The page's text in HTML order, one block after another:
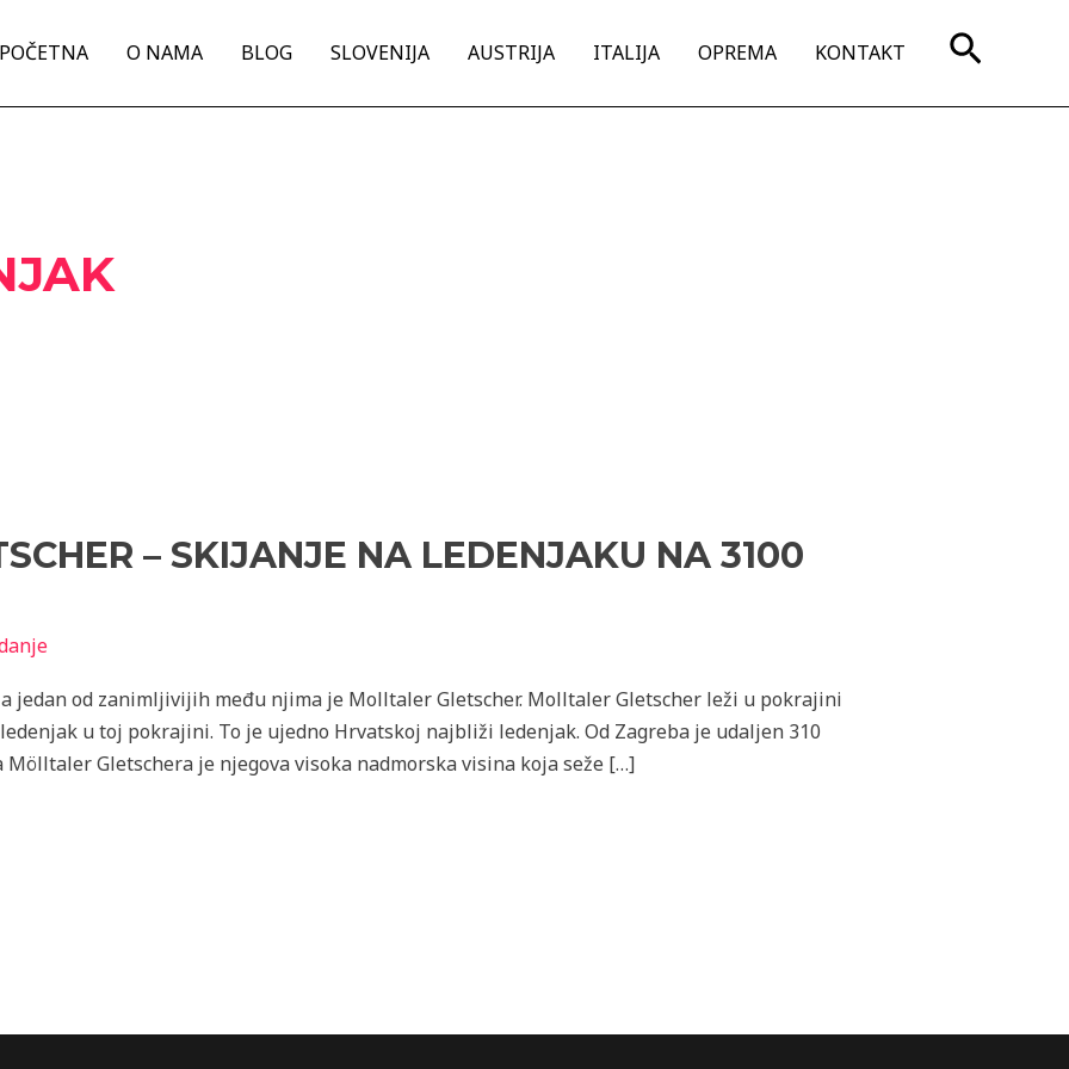
POČETNA O NAMA BLOG SLOVENIJA AUSTRIJA ITALIJA OPREMA KONTAKT Search
– SKIJANJE NA LEDENJAKU NA 3100
jedan od zanimljivijih među njima je Molltaler Gletscher. Molltaler Gletscher leži u pokrajini
u toj pokrajini. To je ujedno Hrvatskoj najbliži ledenjak. Od Zagreba je udaljen 310
Gletschera je njegova visoka nadmorska visina koja seže […]